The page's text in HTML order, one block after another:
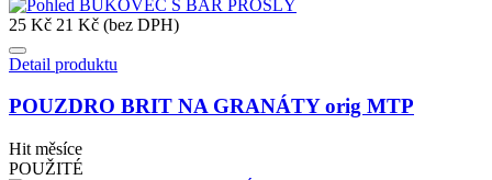
25 Kč 21 Kč (bez DPH)
Detail produktu
POUZDRO BRIT NA GRANÁTY orig MTP
Hit měsíce
POUŽITÉ